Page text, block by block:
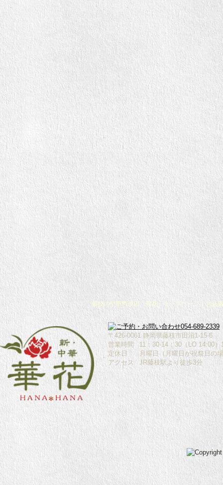
藤枝の中華料理店「華花」トップページ お品
〒426-0061 静岡県藤枝市田沼1-15-6
営業時間
11：30-14：30（LO 14:00
定休日
月曜日（月曜日が祝祭日の
アクセス
JR藤枝駅より徒歩3分